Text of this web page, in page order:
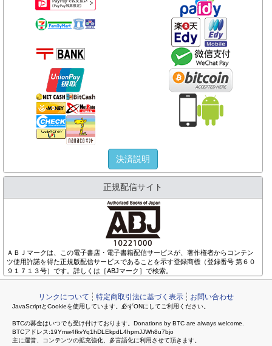
決済説明
正規配信サイト
ＡＢＪマークは、この電子書店・電子書籍配信サービスが、著作権者からコンテン
ツ使用許諾を得た正規版配信サービスであることを示す登録商標（登録番号 第６０
９１７１３号）です。詳しくは［ABJマーク］で検索。
リンクについて 特定商取引法に基づく表示 お問い合わせ
JavaScriptとCookieを使用しています。必ずONにしてご利用ください。
BTCの募金はいつでも受け付けております。Donations by BTC are always welcome.
BTCアドレス:19Ymw4fkvYq1hDLEkpdL4hpmJJWh8u7bjo
主に運営、コンテンツの拡充強化、多言語化に利用させて頂きます。